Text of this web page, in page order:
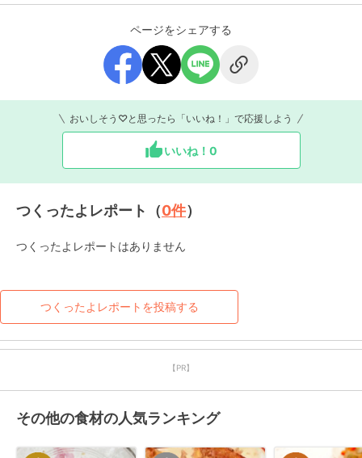
ページをシェアする
おいしそう♡と思ったら「いいね！」で応援しよう
いいね！ 0
つくったよレポート（0件）
つくったよレポートはありません
つくったよレポートを投稿する
【PR】
その他の食材の人気ランキング